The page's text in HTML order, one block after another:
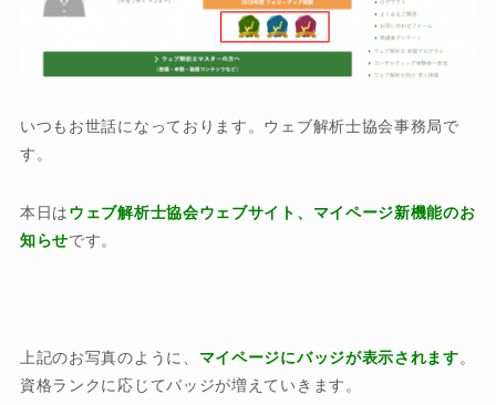
いつもお世話になっております。ウェブ解析士協会事務局で
す。
本日はウェブ解析士協会ウェブサイト、マイページ新機能のお
知らせです。
上記のお写真のように、 マイページにバッジが表示されます。
資格ランクに応じてバッジが増えていきます。